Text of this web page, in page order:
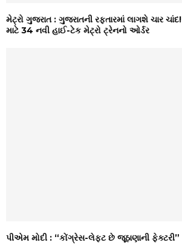
મેટ્રો ગુજરાત : ગુજરાતની રફ્તારમાં લાગશે ચાર
માટે 34 નવી હાઈ-ટેક મેટ્રો ટ્રેનનો ઓર્ડર
પીએમ મોદી : “કોંગ્રેસ-લેફ્ટ છે જૂઠાણાની ફેક્ટરી”